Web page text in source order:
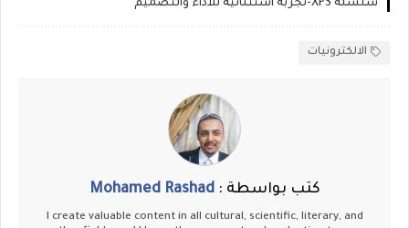
سلسلة XPS-تجربة استثنائية للأداء والتصميم
الالكترونيات
كتب بواسطة : Mohamed Rashad
I create valuable content in all cultural, scientific, literary, and